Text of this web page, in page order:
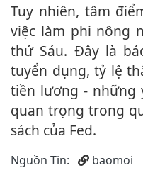
Tuy nhiên, tâm điểm của tuần sẽ là báo cáo
việc làm phi nông
thứ Sáu. Đây là
tuyển dụng, tỷ lệ
tiền lương - những
quan trọng trong
sách của Fed.
Nguồn Tin: baomoi